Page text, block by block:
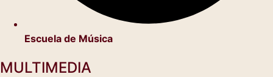
Escuela de Música
MULTIMEDIA